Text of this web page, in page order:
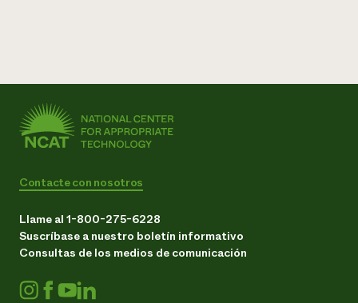
Contacte con nosotros
Llame al 1-800-275-6228
Suscríbase a nuestro boletín informativo
Consultas de los medios de comunicación